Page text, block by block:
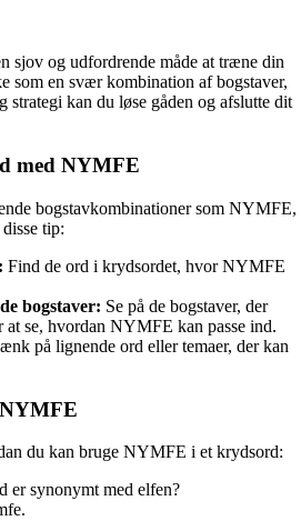
sjov og udfordrende måde at træne din
som en svær kombination af bogstaver,
strategi kan du løse gåden og afslutte dit
med NYMFE
bogstavkombinationer som NYMFE,
tip:
Find de ord i krydsordet, hvor NYMFE
bogstaver: Se på de bogstaver, der
at se, hvordan NYMFE kan passe ind.
på lignende ord eller temaer, der kan
du kan bruge NYMFE i et krydsord:
er synonymt med elfen?